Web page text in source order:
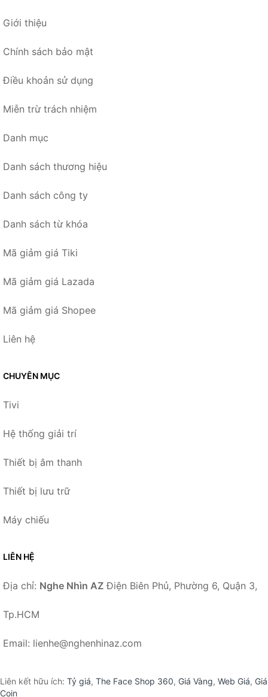
Giới thiệu
Chính sách bảo mật
Điều khoản sử dụng
Miễn trừ trách nhiệm
Danh mục
Danh sách thương hiệu
Danh sách công ty
Danh sách từ khóa
Mã giảm giá Tiki
Mã giảm giá Lazada
Mã giảm giá Shopee
Liên hệ
CHUYÊN MỤC
Tivi
Hệ thống giải trí
Thiết bị âm thanh
Thiết bị lưu trữ
Máy chiếu
LIÊN HỆ
Địa chỉ: Nghe Nhìn AZ Điện Biên Phủ, Phường 6, Quận 3,
Tp.HCM
Email: lienhe@nghenhinaz.com
Liên kết hữu ích: Tỷ giá, The Face Shop 360, Giá Vàng, Web Giá, Giá
Coin